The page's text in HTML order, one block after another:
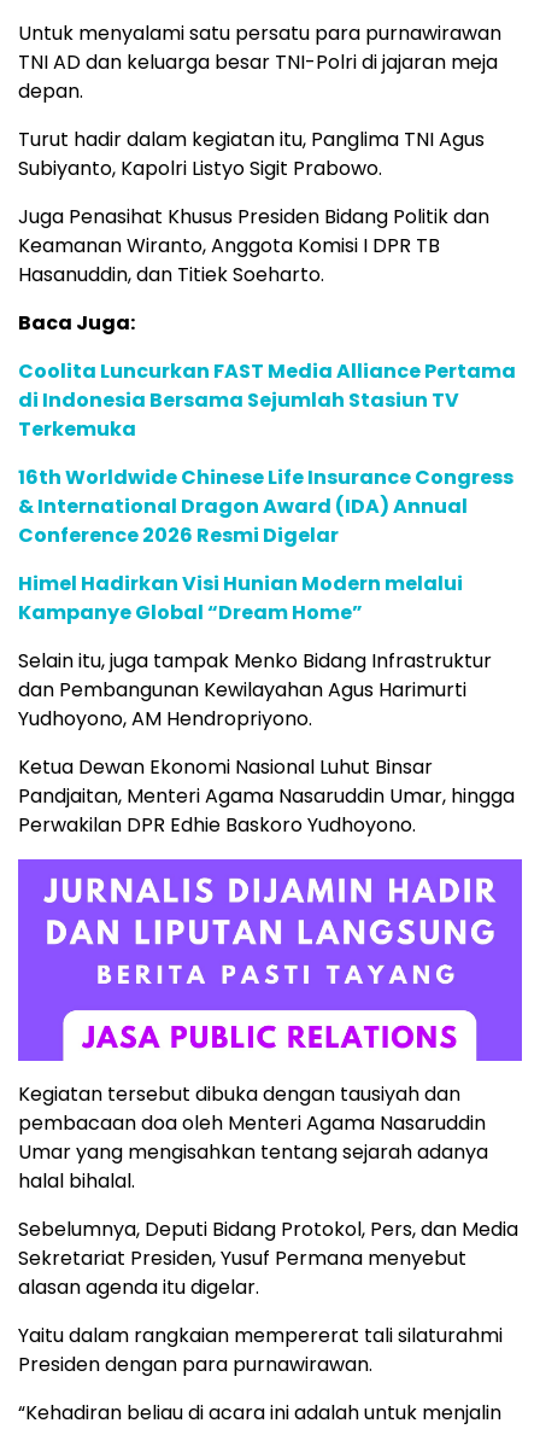
Untuk menyalami satu persatu para purnawirawan
TNI AD dan keluarga besar TNI-Polri di jajaran meja
depan.
Turut hadir dalam kegiatan itu, Panglima TNI Agus
Subiyanto, Kapolri Listyo Sigit Prabowo.
Juga Penasihat Khusus Presiden Bidang Politik dan
Keamanan Wiranto, Anggota Komisi I DPR TB
Hasanuddin, dan Titiek Soeharto.
Baca Juga:
Coolita Luncurkan FAST Media Alliance Pertama
di Indonesia Bersama Sejumlah Stasiun TV
Terkemuka
16th Worldwide Chinese Life Insurance Congress
& International Dragon Award (IDA) Annual
Conference 2026 Resmi Digelar
Himel Hadirkan Visi Hunian Modern melalui
Kampanye Global “Dream Home”
Selain itu, juga tampak Menko Bidang Infrastruktur
dan Pembangunan Kewilayahan Agus Harimurti
Yudhoyono, AM Hendropriyono.
Ketua Dewan Ekonomi Nasional Luhut Binsar
Pandjaitan, Menteri Agama Nasaruddin Umar, hingga
Perwakilan DPR Edhie Baskoro Yudhoyono.
Kegiatan tersebut dibuka dengan tausiyah dan
pembacaan doa oleh Menteri Agama Nasaruddin
Umar yang mengisahkan tentang sejarah adanya
halal bihalal.
Sebelumnya, Deputi Bidang Protokol, Pers, dan Media
Sekretariat Presiden, Yusuf Permana menyebut
alasan agenda itu digelar.
Yaitu dalam rangkaian mempererat tali silaturahmi
Presiden dengan para purnawirawan.
“Kehadiran beliau di acara ini adalah untuk menjalin